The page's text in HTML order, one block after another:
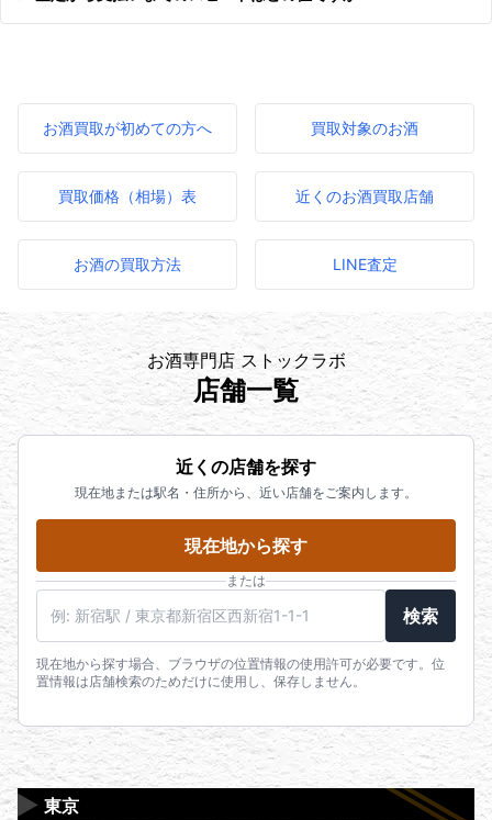
お酒買取が初めての方へ 買取対象のお酒
買取価格（相場）表 近くのお酒買取店舗
お酒の買取方法 LINE査定
お酒専門店 ストックラボ
店舗一覧
近くの店舗を探す
現在地または駅名・住所から、近い店舗をご案内します。
現在地から探す
または
検索
現在地から探す場合、ブラウザの位置情報の使用許可が必要です。位
置情報は店舗検索のためだけに使用し、保存しません。
東京
▶